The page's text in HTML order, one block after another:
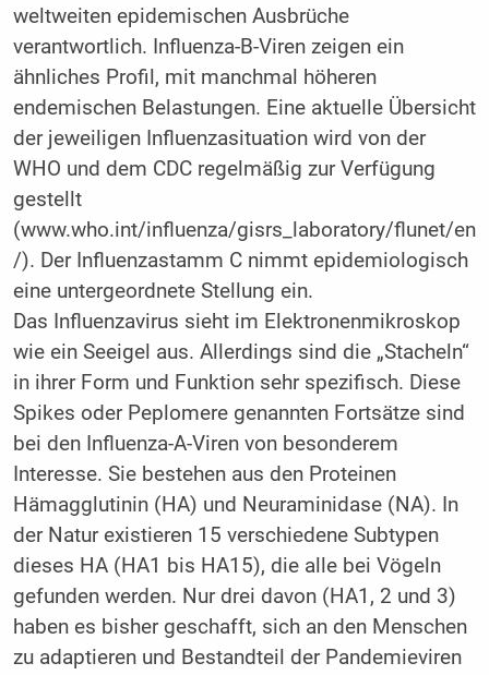
weltweiten epidemischen Ausbrüche
verantwortlich. Influenza-B-Viren zeigen ein
ähnliches Profil, mit manchmal höheren
endemischen Belastungen. Eine aktuelle Übersicht
der jeweiligen Influenzasituation wird von der
WHO und dem CDC regelmäßig zur Verfügung
gestellt
(www.who.int/influenza/gisrs_laboratory/flunet/en
/). Der Influenzastamm C nimmt epidemiologisch
eine untergeordnete Stellung ein.
Das Influenzavirus sieht im Elektronenmikroskop
wie ein Seeigel aus. Allerdings sind die „Stacheln“
in ihrer Form und Funktion sehr spezifisch. Diese
Spikes oder Peplomere genannten Fortsätze sind
bei den Influenza-A-Viren von besonderem
Interesse. Sie bestehen aus den Proteinen
Hämagglutinin (HA) und Neuraminidase (NA). In
der Natur existieren 15 verschiedene Subtypen
dieses HA (HA1 bis HA15), die alle bei Vögeln
gefunden werden. Nur drei davon (HA1, 2 und 3)
haben es bisher geschafft, sich an den Menschen
zu adaptieren und Bestandteil der Pandemieviren